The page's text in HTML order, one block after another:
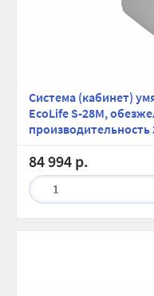
Система (кабинет)
EcoLife S-28M,
производительность
84 994 р.
1